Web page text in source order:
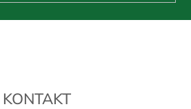
KONTAKT